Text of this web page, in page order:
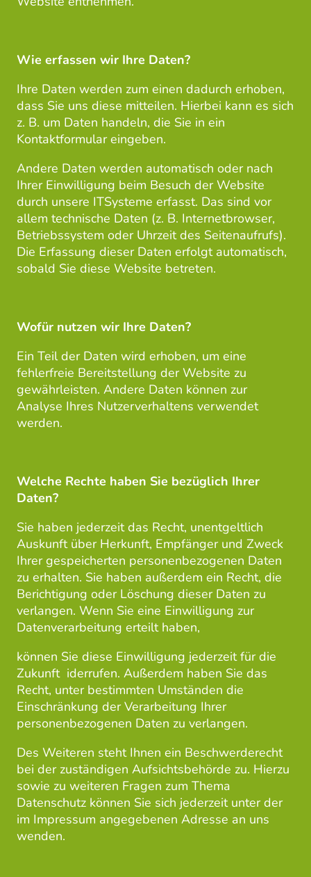
Wie erfassen wir Ihre Daten?
Ihre Daten werden zum einen dadurch erhoben,
dass Sie uns diese mitteilen. Hierbei kann es sich
z. B. um Daten handeln, die Sie in ein
Kontaktformular eingeben.
Andere Daten werden automatisch oder nach
Ihrer Einwilligung beim Besuch der Website
durch unsere ITSysteme erfasst. Das sind vor
allem technische Daten (z. B. Internetbrowser,
Betriebssystem oder Uhrzeit des Seitenaufrufs).
Die Erfassung dieser Daten erfolgt automatisch,
sobald Sie diese Website betreten.
Wofür nutzen wir Ihre Daten?
Ein Teil der Daten wird erhoben, um eine
fehlerfreie Bereitstellung der Website zu
gewährleisten. Andere Daten können zur
Analyse Ihres Nutzerverhaltens verwendet
werden.
Welche Rechte haben Sie bezüglich Ihrer
Daten?
Sie haben jederzeit das Recht, unentgeltlich
Auskunft über Herkunft, Empfänger und Zweck
Ihrer gespeicherten personenbezogenen Daten
zu erhalten. Sie haben außerdem ein Recht, die
Berichtigung oder Löschung dieser Daten zu
verlangen. Wenn Sie eine Einwilligung zur
Datenverarbeitung erteilt haben,
können Sie diese Einwilligung jederzeit für die
Zukunft iderrufen. Außerdem haben Sie das
Recht, unter bestimmten Umständen die
Einschränkung der Verarbeitung Ihrer
personenbezogenen Daten zu verlangen.
Des Weiteren steht Ihnen ein Beschwerderecht
bei der zuständigen Aufsichtsbehörde zu. Hierzu
sowie zu weiteren Fragen zum Thema
Datenschutz können Sie sich jederzeit unter der
im Impressum angegebenen Adresse an uns
wenden.